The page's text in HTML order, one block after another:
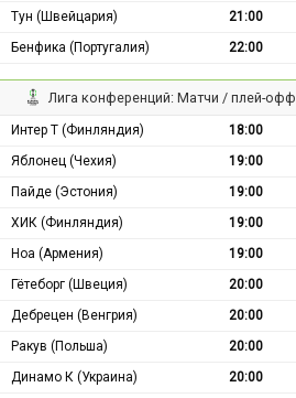
Тун (Швейцария)
21:00
Бенфика (Португалия)
22:00
Лига конференций: Матчи / плей-офф
Интер Т (Финляндия) 18:00
Яблонец (Чехия)
19:00
Пайде (Эстония)
19:00
ХИК (Финляндия)
19:00
Ноа (Армения)
19:00
Гётеборг (Швеция)
20:00
Дебрецен (Венгрия)
20:00
Ракув (Польша)
20:00
Динамо К (Украина)
20:00